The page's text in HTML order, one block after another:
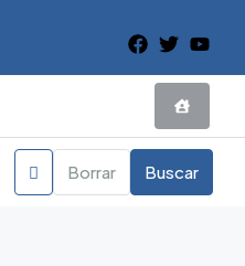
Borrar Buscar